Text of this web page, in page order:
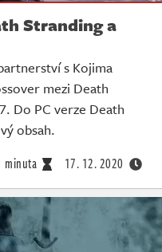
Stranding a
s Kojima
mezi Death
Do PC verze Death
obsah.
minuta 17. 12. 2020